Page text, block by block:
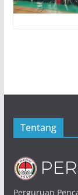
Tentang
Perguruan